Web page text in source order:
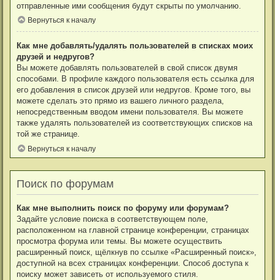
отправленные ими сообщения будут скрыты по умолчанию.
Вернуться к началу
Как мне добавлять/удалять пользователей в списках моих
друзей и недругов?
Вы можете добавлять пользователей в свой список двумя
способами. В профиле каждого пользователя есть ссылка для
его добавления в список друзей или недругов. Кроме того, вы
можете сделать это прямо из вашего личного раздела,
непосредственным вводом имени пользователя. Вы можете
также удалять пользователей из соответствующих списков на
той же странице.
Вернуться к началу
Поиск по форумам
Как мне выполнить поиск по форуму или форумам?
Задайте условие поиска в соответствующем поле,
расположенном на главной странице конференции, страницах
просмотра форума или темы. Вы можете осуществить
расширенный поиск, щёлкнув по ссылке «Расширенный поиск»,
доступной на всех страницах конференции. Способ доступа к
поиску может зависеть от используемого стиля.